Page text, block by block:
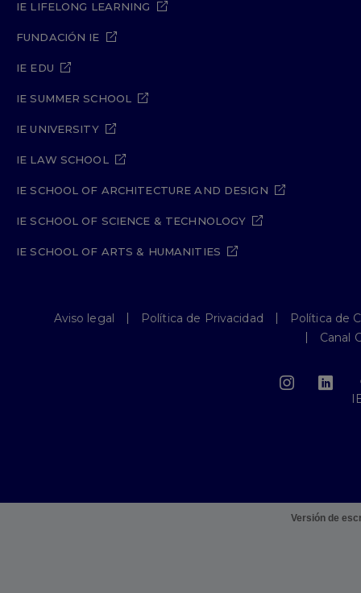
IE LIFELONG LEARNING
FUNDACIÓN IE
IE EDU
IE SUMMER SCHOOL
IE UNIVERSITY
IE LAW SCHOOL
IE SCHOOL OF ARCHITECTURE AND DESIGN
IE SCHOOL OF SCIENCE & TECHNOLOGY
IE SCHOOL OF ARTS & HUMANITIES
Aviso legal Política de Privacidad
Política de
Canal
Versión de